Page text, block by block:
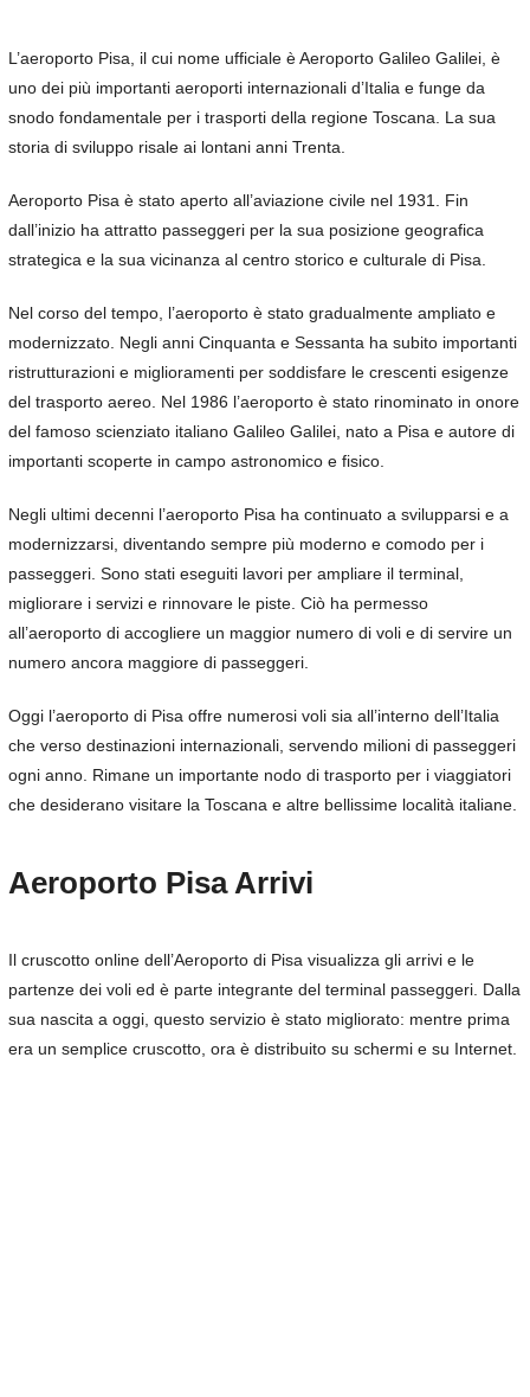
L’aeroporto Pisa, il cui nome ufficiale è Aeroporto Galileo Galilei, è
uno dei più importanti aeroporti internazionali d’Italia e funge da
snodo fondamentale per i trasporti della regione Toscana. La sua
storia di sviluppo risale ai lontani anni Trenta.
Aeroporto Pisa è stato aperto all’aviazione civile nel 1931. Fin
dall’inizio ha attratto passeggeri per la sua posizione geografica
strategica e la sua vicinanza al centro storico e culturale di Pisa.
Nel corso del tempo, l’aeroporto è stato gradualmente ampliato e
modernizzato. Negli anni Cinquanta e Sessanta ha subito importanti
ristrutturazioni e miglioramenti per soddisfare le crescenti esigenze
del trasporto aereo. Nel 1986 l’aeroporto è stato rinominato in onore
del famoso scienziato italiano Galileo Galilei, nato a Pisa e autore di
importanti scoperte in campo astronomico e fisico.
Negli ultimi decenni l’aeroporto Pisa ha continuato a svilupparsi e a
modernizzarsi, diventando sempre più moderno e comodo per i
passeggeri. Sono stati eseguiti lavori per ampliare il terminal,
migliorare i servizi e rinnovare le piste. Ciò ha permesso
all’aeroporto di accogliere un maggior numero di voli e di servire un
numero ancora maggiore di passeggeri.
Oggi l’aeroporto di Pisa offre numerosi voli sia all’interno dell’Italia
che verso destinazioni internazionali, servendo milioni di passeggeri
ogni anno. Rimane un importante nodo di trasporto per i viaggiatori
che desiderano visitare la Toscana e altre bellissime località italiane.
Aeroporto Pisa Arrivi
Il cruscotto online dell’Aeroporto di Pisa visualizza gli arrivi e le
partenze dei voli ed è parte integrante del terminal passeggeri. Dalla
sua nascita a oggi, questo servizio è stato migliorato: mentre prima
era un semplice cruscotto, ora è distribuito su schermi e su Internet.